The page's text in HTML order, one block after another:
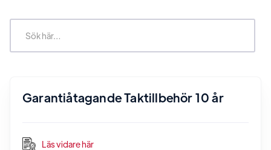
Garantiåtagande Taktillbehör 10 år
Läs vidare här